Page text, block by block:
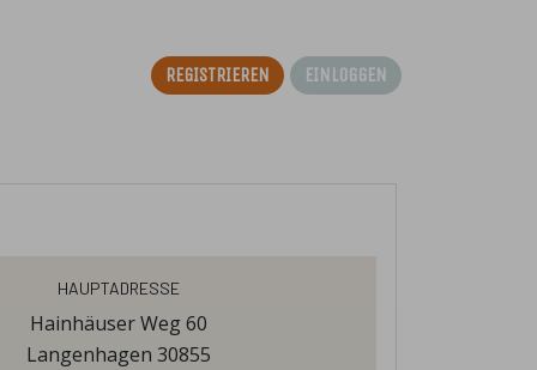
Registrieren Einloggen
Hauptadresse
Hainhäuser Weg 60
Langenhagen 30855